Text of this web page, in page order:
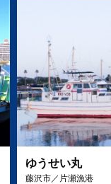
ゆうせい丸
藤沢市／片瀬漁港